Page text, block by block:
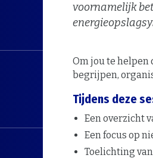
voornamelijk
Om jou te helpen
begrijpen,
Tijdens deze
Een overzicht
Een focus op
Toelichting